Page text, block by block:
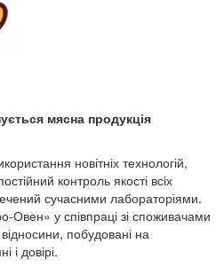
мясна продукція
новітніх технологій,
контроль якості всіх
сучасними лабораторіями.
Овен» у співпраці зі споживачами
побудовані на
і довірі.